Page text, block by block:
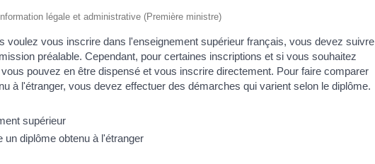
légale et administrative (Première ministre)
voulez vous inscrire dans l'enseignement supérieur français, vous devez suivre
préalable. Cependant, pour certaines inscriptions et si vous souhaitez
pouvez en être dispensé et vous inscrire directement. Pour faire comparer
à l'étranger, vous devez effectuer des démarches qui varient selon le diplôme.
supérieur
un diplôme obtenu à l'étranger